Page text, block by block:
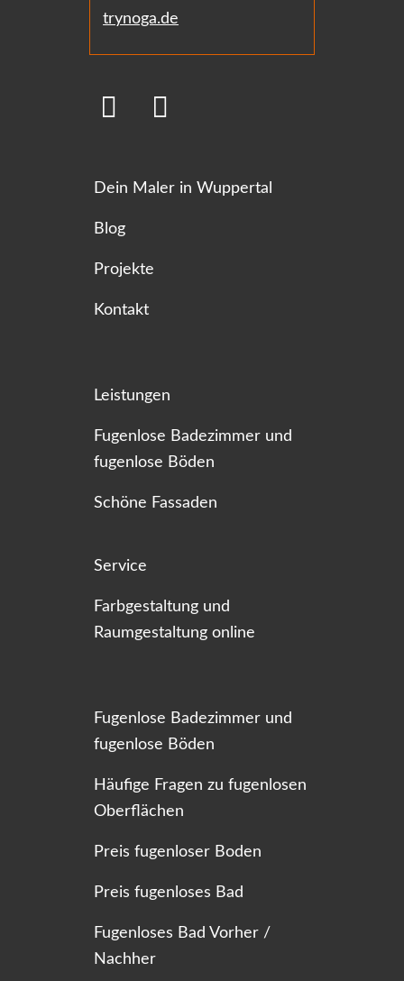
trynoga.de
Dein Maler in Wuppertal
Blog
Projekte
Kontakt
Leistungen
Fugenlose Badezimmer und
fugenlose Böden
Schöne Fassaden
Service
Farbgestaltung und
Raumgestaltung online
Fugenlose Badezimmer und
fugenlose Böden
Häufige Fragen zu fugenlosen
Oberflächen
Preis fugenloser Boden
Preis fugenloses Bad
Fugenloses Bad Vorher /
Nachher